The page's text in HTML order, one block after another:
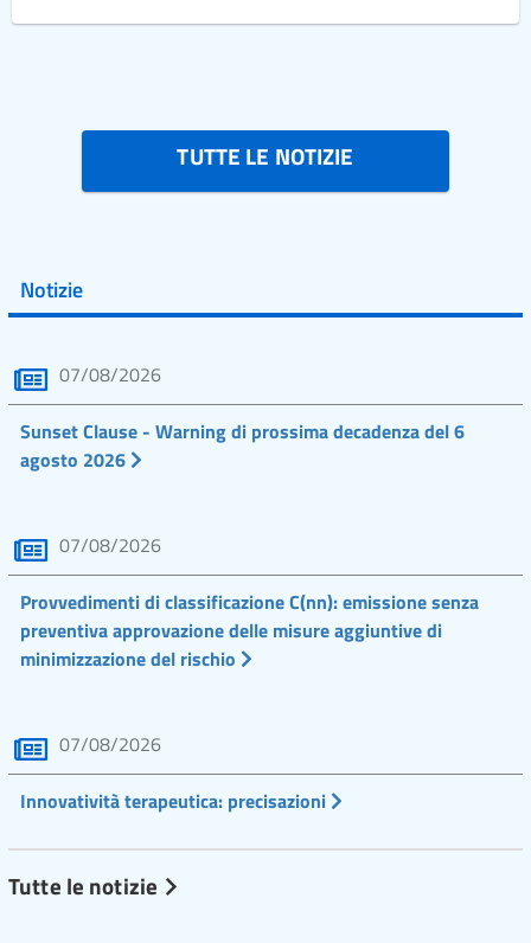
TUTTE LE NOTIZIE
Notizie
07/08/2026
Sunset Clause - Warning di prossima decadenza del 6
agosto 2026
07/08/2026
Provvedimenti di classificazione C(nn): emissione senza
preventiva approvazione delle misure aggiuntive di
minimizzazione del rischio
07/08/2026
Innovatività terapeutica: precisazioni
Tutte le notizie